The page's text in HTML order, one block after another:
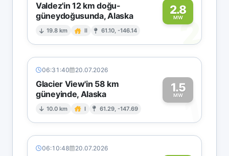
Valdez'in 12 km doğu-
güneydoğusunda, Alaska
19.8 km II 61.10, -146.14
2.8
MW2
06:31:40 20.07.2026
Glacier View'in 58 km
güneyinde, Alaska
10.0 km I 61.29, -147.69
1.5
MW1
06:10:48 20.07.2026